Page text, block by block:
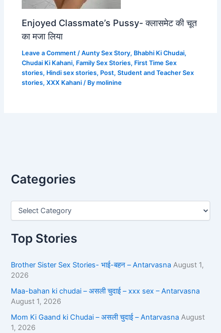
Enjoyed Classmate’s Pussy- क्लासमेट की चूत
का मजा लिया
Leave a Comment /Aunty Sex Story, Bhabhi Ki Chudai,
Chudai Ki Kahani, Family Sex Stories, First Time Sex
stories, Hindi sex stories, Post,Student and Teacher Sex
stories,XXX Kahani / Bymolinine
Categories
Top Stories
Brother Sister Sex Stories- भाई-बहन – Antarvasna August 1,
2026
Maa-bahan ki chudai – असली चुदाई – xxx sex – Antarvasna
August 1, 2026
Mom Ki Gaand ki Chudai – असली चुदाई – Antarvasna August
1, 2026